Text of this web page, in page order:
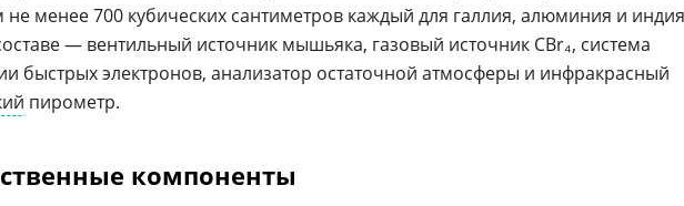
менее 700 кубических сантиметров каждый для галлия, алюминия и
— вентильный источник мышьяка, газовый источник CBr₄, система
быстрых электронов, анализатор остаточной атмосферы и инфракрасный
пирометр.
компоненты